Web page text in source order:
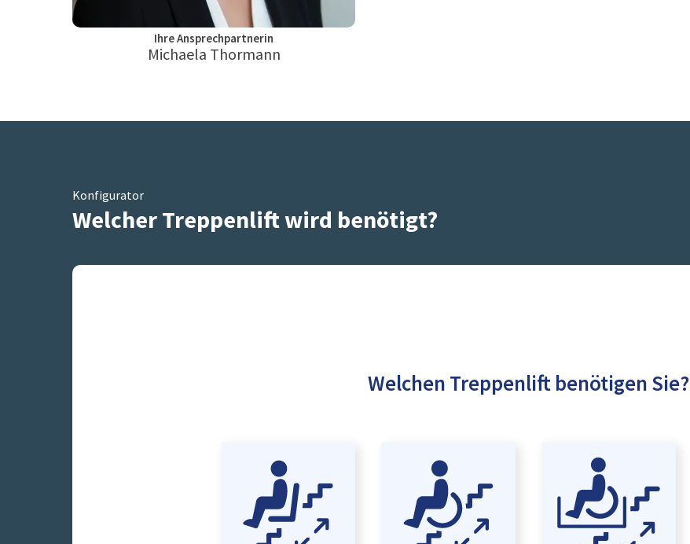
Ihre Ansprechpartnerin
Michaela Thormann
Konfigurator
Welcher Treppenlift wird benötigt?
Welchen Treppenlift benötigen Sie?